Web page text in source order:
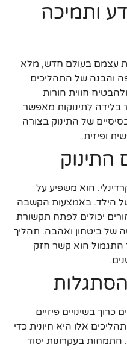
ותמיכה
עצמם בעולם חדש, מלא
והבנה של התהליכים
חווית הורות
בלידה לתינוקות מאפשר
של התינוק בצורה
ופיזית.
הוא משפיע על
הילד. באמצעות הקשבה
יכולים לפתח תקשורת
ביטחון ואהבה. תהליך
התגמול הוא קשר חזק
בשינויים פיזיים
אלו היא חיונית כדי
בעקרונות יסוד